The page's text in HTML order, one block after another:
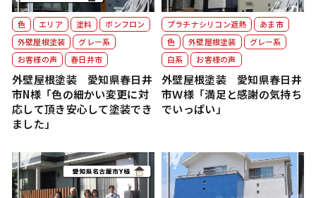
色 エリア 塗料
ボンフロン
外壁屋根塗装
グレー系
お客様の声
春日井市
外壁屋根塗装 愛知県春日井
市N様「色の細かい変更に対
応して頂き安心して塗装でき
ました」
プラチナシリコン遮熱
あま市
色
外壁屋根塗装
グレー系
白系
お客様の声
外壁屋根塗装 愛知県春日井
市Ｗ様「満足と感謝の気持ち
でいっぱい」